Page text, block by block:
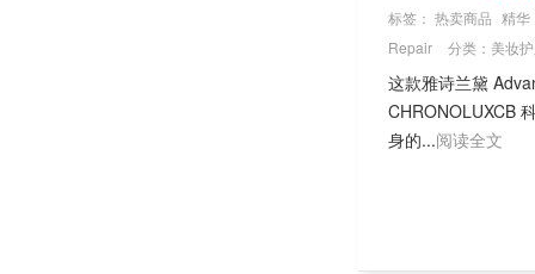
标签： 热卖商品 精华
Repair
分类： 美妆
这款雅诗兰黛
CHRONOLUXCB
身的...阅读全文